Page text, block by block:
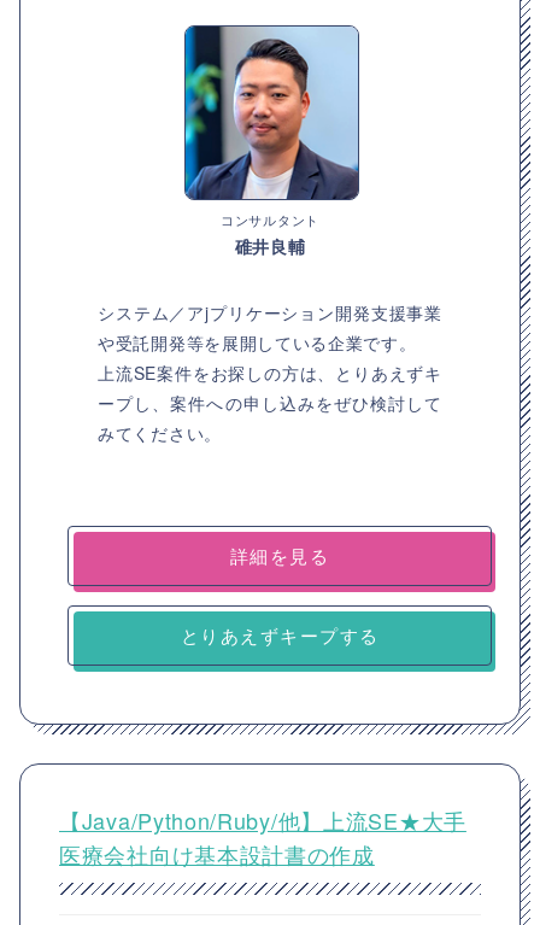
コンサルタント
碓井良輔
システム／アjプリケーション開発支援事業
や受託開発等を展開している企業です。
上流SE案件をお探しの方は、とりあえずキ
ープし、案件への申し込みをぜひ検討して
みてください。
詳細を見る
とりあえずキープする
【Java/Python/Ruby/他】上流SE★大手
医療会社向け基本設計書の作成